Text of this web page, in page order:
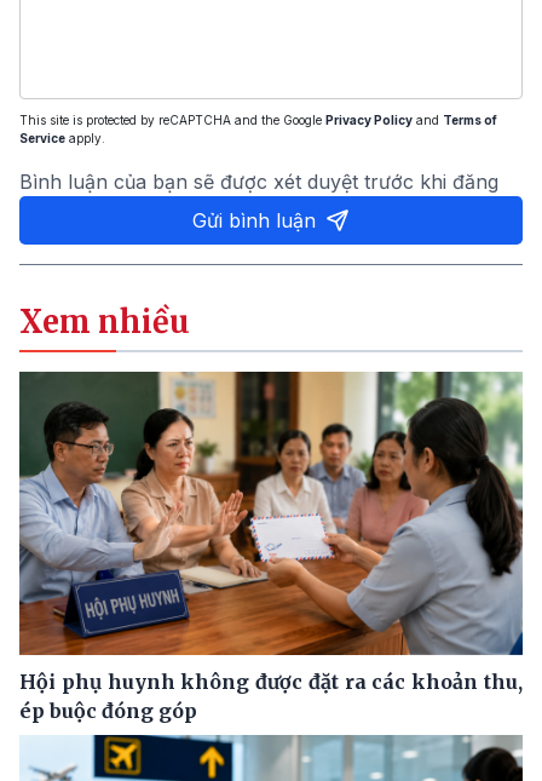
This site is protected by reCAPTCHA and the Google Privacy Policy and Terms of
Service apply.
Bình luận của bạn sẽ được xét duyệt trước khi đăng
Gửi bình luận
Xem nhiều
Hội phụ huynh không được đặt ra các khoản thu,
ép buộc đóng góp